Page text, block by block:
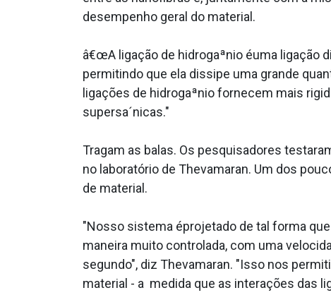
desempenho geral do material.
â€œA ligação de hidrogaªnio éuma ligação
permitindo que ela dissipe uma grande
ligações de hidrogaªnio fornecem mais
supersa´nicas."
Tragam as balas. Os pesquisadores
no laboratório de Thevamaran. Um dos
de material.
"Nosso sistema éprojetado de tal forma
maneira muito controlada, com uma
segundo", diz Thevamaran. "Isso nos
material - a medida que as interações das